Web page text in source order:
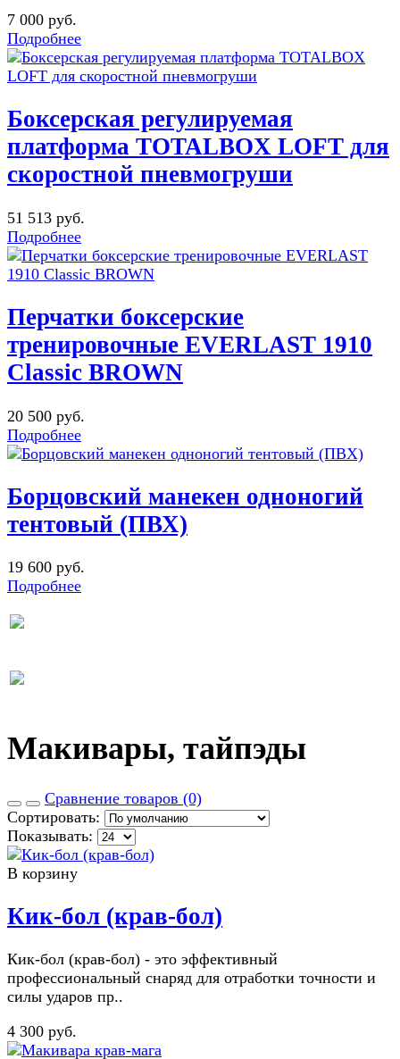
7 000 руб.
Подробнее
Боксерская регулируемая
платформа TOTALBOX LOFT для
скоростной пневмогруши
51 513 руб.
Подробнее
Перчатки боксерские
тренировочные EVERLAST 1910
Classic BROWN
20 500 руб.
Подробнее
Борцовский манекен одноногий
тентовый (ПВХ)
19 600 руб.
Подробнее
Макивары, тайпэды
Сравнение товаров (0)
Сортировать:
Показывать:
В корзину
Кик-бол (крав-бол)
Кик-бол (крав-бол) - это эффективный
профессиональный снаряд для отработки точности и
силы ударов пр..
4 300 руб.